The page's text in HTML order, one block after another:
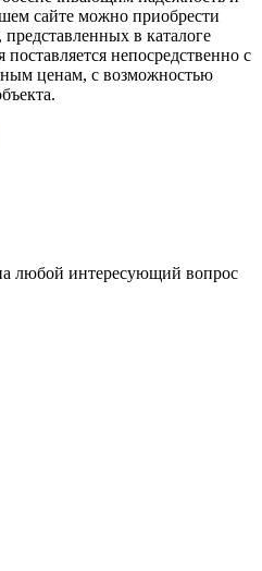
сайте можно приобрести
в каталоге
непосредственно с
ценам, с возможностью
любой интересующий вопрос